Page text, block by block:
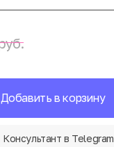
Добавить в корзину
Консультант в Telegram